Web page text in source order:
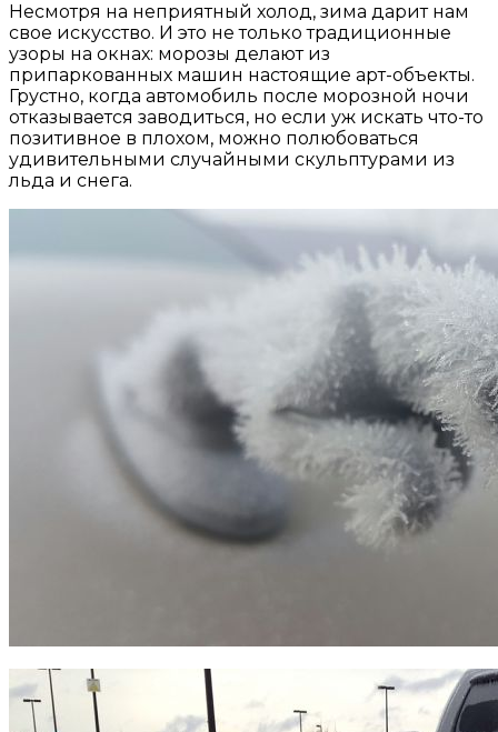
Несмотря на неприятный холод, зима дарит нам
свое искусство. И это не только традиционные
узоры на окнах: морозы делают из
припаркованных машин настоящие арт-объекты.
Грустно, когда автомобиль после морозной ночи
отказывается заводиться, но если уж искать что-то
позитивное в плохом, можно полюбоваться
удивительными случайными скульптурами из
льда и снега.